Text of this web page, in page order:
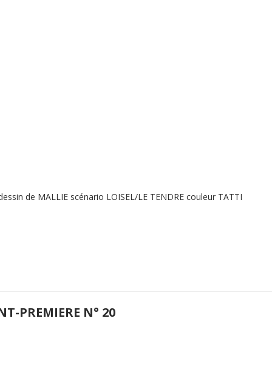
de MALLIE scénario LOISEL/LE TENDRE couleur TATTI
PREMIERE N° 20